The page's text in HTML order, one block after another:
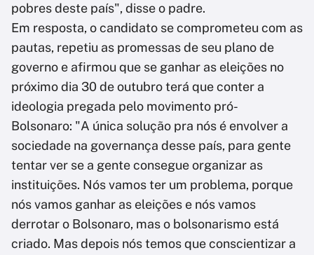
pobres deste país", disse o padre.
Em resposta, o candidato se comprometeu com as
pautas, repetiu as promessas de seu plano de
governo e afirmou que se ganhar as eleições no
próximo dia 30 de outubro terá que conter a
ideologia pregada pelo movimento pró-
Bolsonaro: "A única solução pra nós é envolver a
sociedade na governança desse país, para gente
tentar ver se a gente consegue organizar as
instituições. Nós vamos ter um problema, porque
nós vamos ganhar as eleições e nós vamos
derrotar o Bolsonaro, mas o bolsonarismo está
criado. Mas depois nós temos que conscientizar a